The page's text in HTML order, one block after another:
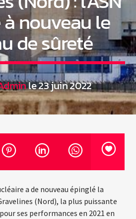
nouveau le
de sûreté
le 23 juin 2022
a de nouveau épinglé la
(Nord), la plus puissante
ses performances en 2021 en